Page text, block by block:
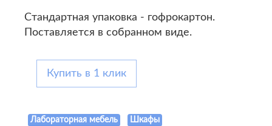
Стандартная упаковка - гофрокартон.
Поставляется в собранном виде.
Купить в 1 клик
Лабораторная мебель Шкафы